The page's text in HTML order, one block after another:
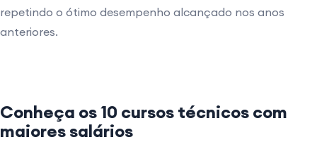
repetindo o ótimo desempenho alcançado nos anos
anteriores.
Conheça os 10 cursos técnicos com
maiores salários